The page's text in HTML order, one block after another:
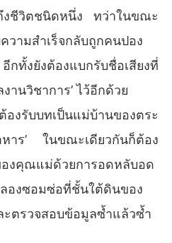
งชีวิตชนิดหนึ่ง ทว่าในขณะ
วามสำเร็จกลับถูกคนปอง
ทั้งยังต้องแบกรับชื่อเสียงที่
านวิชาการ’ ไว้อีกด้วย
งรับบทเป็นแม่บ้านของตระ
าร’ ในขณะเดียวกันก็ต้อง
งคุณแม่ด้วยการอดหลับอด
องซอมซ่อที่ชั้นใต้ดินของ
ะตรวจสอบข้อมูลซ้ำแล้วซ้ำ